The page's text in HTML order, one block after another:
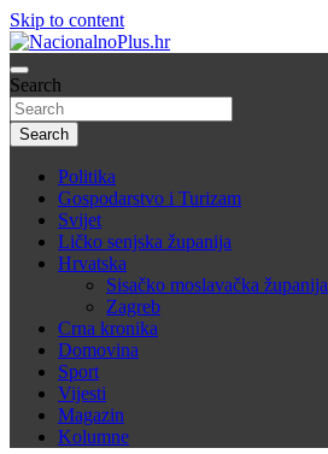
Skip to content
NacionalnoPlus.hr
Nacija želi znati više
Search
Search
Politika
Gospodarstvo i Turizam
Svijet
Ličko senjska županija
Hrvatska
Sisačko moslavačka županija
Zagreb
Crna kronika
Domovina
Sport
Vijesti
Magazin
Kolumne